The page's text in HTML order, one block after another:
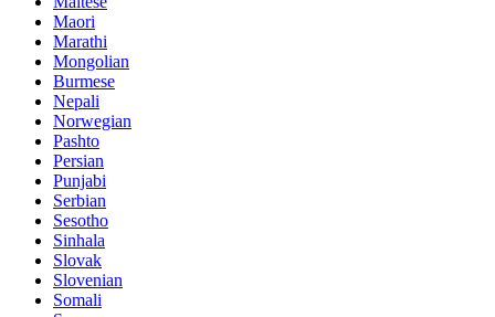
Maori
Marathi
Mongolian
Burmese
Nepali
Norwegian
Pashto
Persian
Punjabi
Serbian
Sesotho
Sinhala
Slovak
Slovenian
Somali